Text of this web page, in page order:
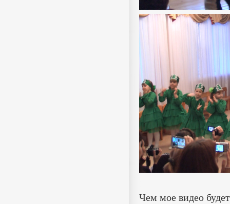
Чем мое видео